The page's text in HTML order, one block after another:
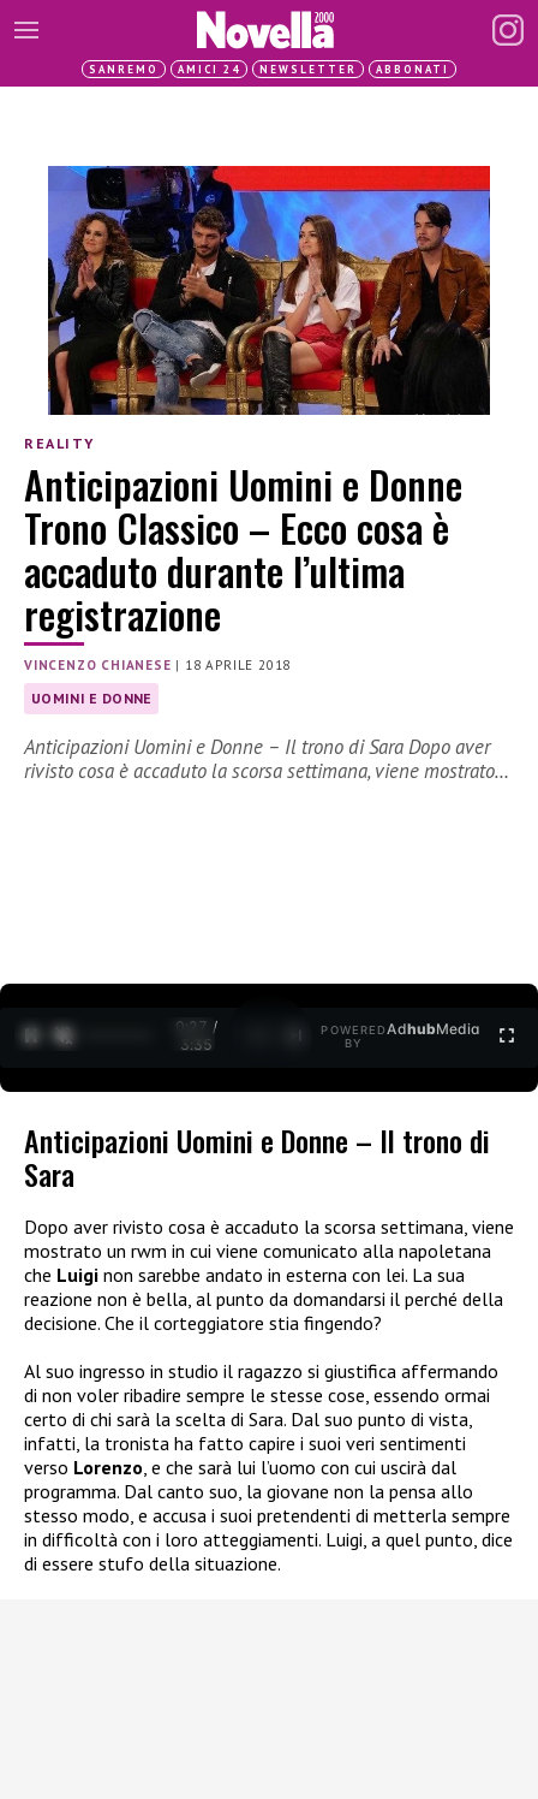
SANREMO AMICI 24 NEWSLETTER ABBONATI
REALITY
Anticipazioni Uomini e Donne
Trono Classico – Ecco cosa è
accaduto durante l’ultima
registrazione
VINCENZO CHIANESE | 18 APRILE 2018
UOMINI E DONNE
Anticipazioni Uomini e Donne – Il trono di Sara Dopo aver
rivisto cosa è accaduto la scorsa settimana, viene mostrato…
0:27 /
3:35
POWERED
BY
AdhubMedia
Anticipazioni Uomini e Donne – Il trono di
Sara
Dopo aver rivisto cosa è accaduto la scorsa settimana, viene
mostrato un rwm in cui viene comunicato alla napoletana
che Luigi non sarebbe andato in esterna con lei. La sua
reazione non è bella, al punto da domandarsi il perché della
decisione. Che il corteggiatore stia fingendo?
Al suo ingresso in studio il ragazzo si giustifica affermando
di non voler ribadire sempre le stesse cose, essendo ormai
certo di chi sarà la scelta di Sara. Dal suo punto di vista,
infatti, la tronista ha fatto capire i suoi veri sentimenti
verso Lorenzo, e che sarà lui l’uomo con cui uscirà dal
programma. Dal canto suo, la giovane non la pensa allo
stesso modo, e accusa i suoi pretendenti di metterla sempre
in difficoltà con i loro atteggiamenti. Luigi, a quel punto, dice
di essere stufo della situazione.